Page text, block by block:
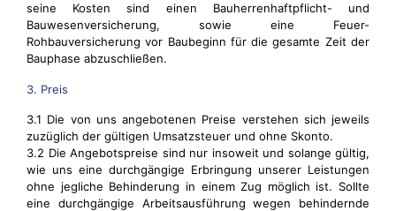
seine Kosten sind einen Bauherrenhaftpflicht- und
Bauwesenversicherung, sowie eine Feuer-
Rohbauversicherung vor Baubeginn für die gesamte Zeit der
Bauphase abzuschließen.
3. Preis
3.1 Die von uns angebotenen Preise verstehen sich jeweils
zuzüglich der gültigen Umsatzsteuer und ohne Skonto.
3.2 Die Angebotspreise sind nur insoweit und solange gültig,
wie uns eine durchgängige Erbringung unserer Leistungen
ohne jegliche Behinderung in einem Zug möglich ist. Sollte
eine durchgängige Arbeitsausführung wegen behindernde